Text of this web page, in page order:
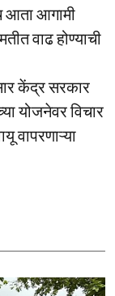
आता आगामी
वाढ होण्याची
केंद्र सरकार
योजनेवर विचार
वापरणाऱ्या